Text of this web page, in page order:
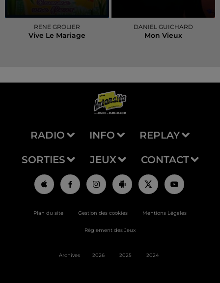
RENE GROLIER
Vive Le Mariage
DANIEL GUICHARD
Mon Vieux
RADIO INFO REPLAY
SORTIES JEUX CONTACT
Plan du site Gestion des cookies Mentions Légales
Règlement des Jeux
Archives 2026 2025 2024